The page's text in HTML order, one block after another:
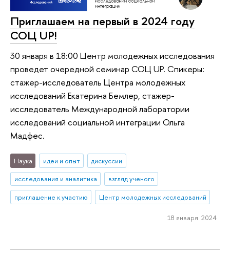
Приглашаем на первый в 2024 году
СОЦ UP!
30 января в 18:00 Центр молодежных исследования
проведет очередной семинар СОЦ UP. Спикеры:
стажер-исследователь Центра молодежных
исследований Екатерина Бемлер, стажер-
исследователь Международной лаборатории
исследований социальной интеграции Ольга
Мадфес.
Наука идеи и опыт
дискуссии
исследования и аналитика
взгляд ученого
приглашение к участию
Центр молодежных исследований
18 января 2024